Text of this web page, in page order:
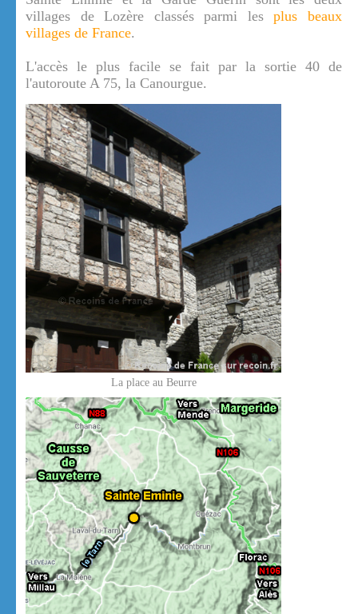
villages de Lozère classés parmi lesplus beaux
villages de France.
L'accès le plus facile se fait par la sortie 40 de
l'autoroute A 75, la Canourgue.
La place au Beurre